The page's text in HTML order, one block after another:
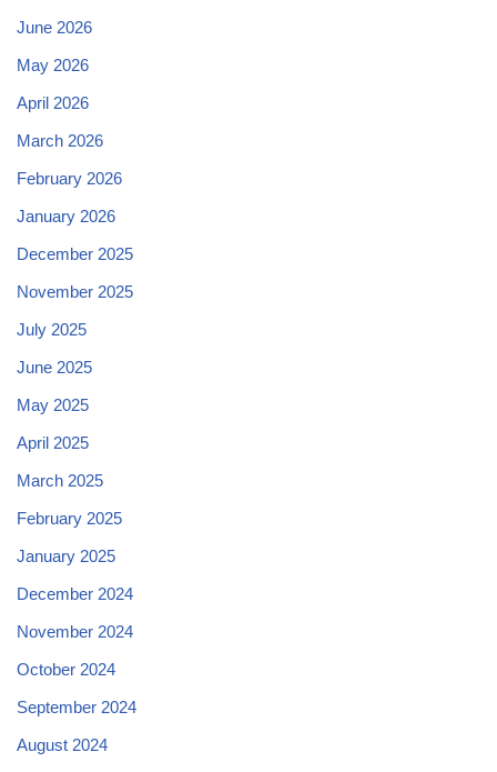
June 2026
May 2026
April 2026
March 2026
February 2026
January 2026
December 2025
November 2025
July 2025
June 2025
May 2025
April 2025
March 2025
February 2025
January 2025
December 2024
November 2024
October 2024
September 2024
August 2024